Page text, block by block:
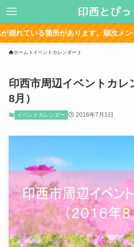
所があります。順次メンテナンス中
ホーム イベントカレンダー
印西市周辺イベントカレ
8月）
イベントカレンダー 2016年7月1日